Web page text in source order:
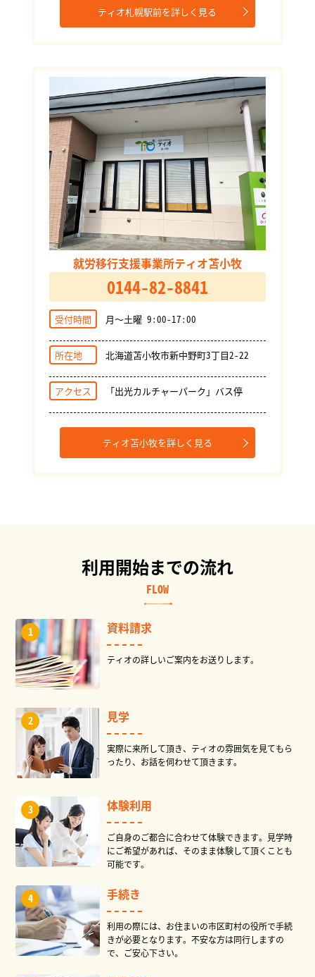
ティオ札幌駅前を詳しく見る
就労移行支援事業所ティオ苫小牧
0144-82-8841
受付時間 月～土曜 9:00-17:00
所在地 北海道苫小牧市新中野町3丁目2-22
アクセス 「出光カルチャーパーク」バス停
ティオ苫小牧を詳しく見る
利用開始までの流れ
FLOW
資料請求
ティオの詳しいご案内をお送りします。
見学
実際に来所して頂き、ティオの雰囲気を見てもら
ったり、お話を伺わせて頂きます。
体験利用
ご自身のご都合に合わせて体験できます。見学時
にご希望があれば、そのまま体験して頂くことも
可能です。
手続き
利用の際には、お住まいの市区町村の役所で手続
きが必要となります。不安な方は同行しますの
で、ご安心下さい。